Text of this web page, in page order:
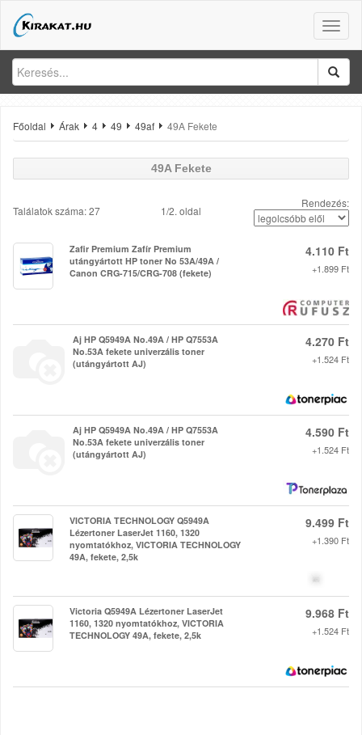
Toggle
Főoldal Árak 4 49 49af 49A Fekete
49A Fekete
Találatok száma: 27 1/2. oldal
Rendezés:
Zafir Premium Zafír Premium
utángyártott HP toner No 53A/49A /
Canon CRG-715/CRG-708 (fekete)
4.110 Ft
+1.899 Ft
Aj HP Q5949A No.49A / HP Q7553A
No.53A fekete univerzális toner
(utángyártott AJ)
4.270 Ft
+1.524 Ft
Aj HP Q5949A No.49A / HP Q7553A
No.53A fekete univerzális toner
(utángyártott AJ)
4.590 Ft
+1.524 Ft
VICTORIA TECHNOLOGY Q5949A
Lézertoner LaserJet 1160, 1320
nyomtatókhoz, VICTORIA TECHNOLOGY
49A, fekete, 2,5k
9.499 Ft
+1.390 Ft
Victoria Q5949A Lézertoner LaserJet
1160, 1320 nyomtatókhoz, VICTORIA
TECHNOLOGY 49A, fekete, 2,5k
9.968 Ft
+1.524 Ft